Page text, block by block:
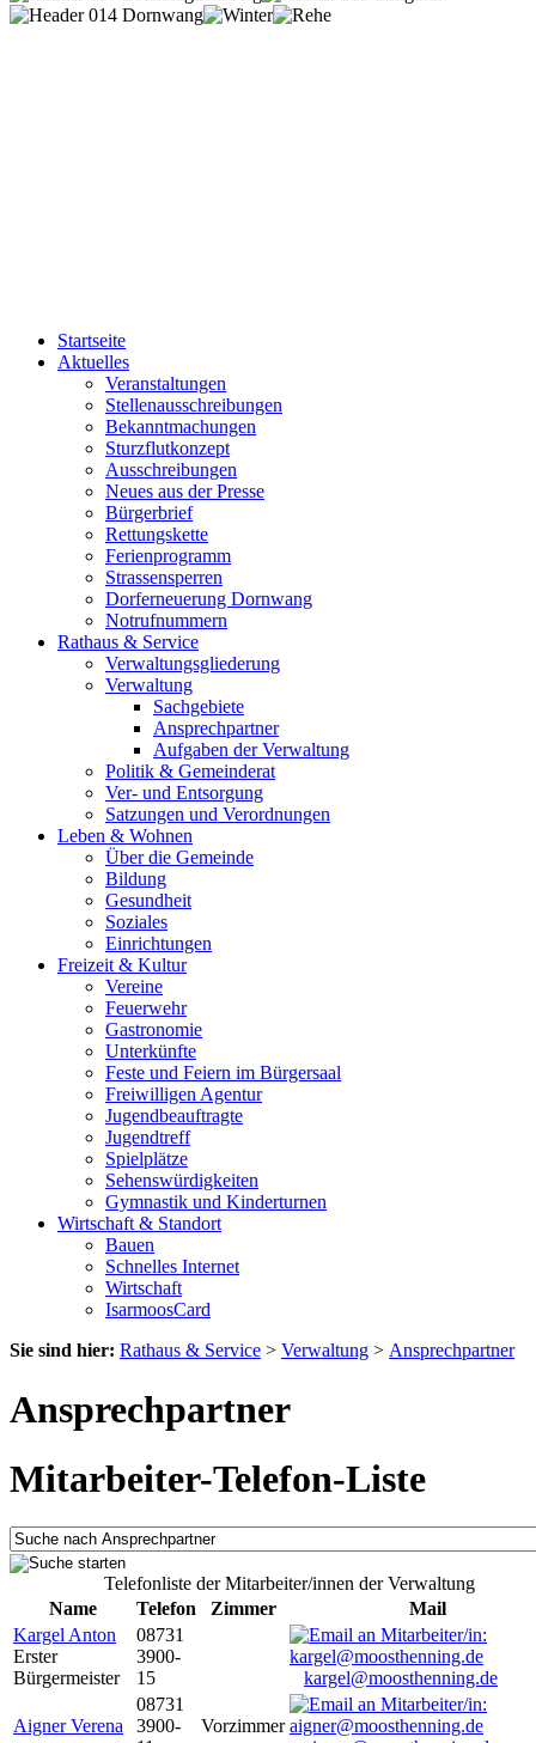
Startseite
Aktuelles
Veranstaltungen
Stellenausschreibungen
Bekanntmachungen
Sturzflutkonzept
Ausschreibungen
Neues aus der Presse
Bürgerbrief
Rettungskette
Ferienprogramm
Strassensperren
Dorferneuerung Dornwang
Notrufnummern
Rathaus & Service
Verwaltungsgliederung
Verwaltung
Sachgebiete
Ansprechpartner
Aufgaben der Verwaltung
Politik & Gemeinderat
Ver- und Entsorgung
Satzungen und Verordnungen
Leben & Wohnen
Über die Gemeinde
Bildung
Gesundheit
Soziales
Einrichtungen
Freizeit & Kultur
Vereine
Feuerwehr
Gastronomie
Unterkünfte
Feste und Feiern im Bürgersaal
Freiwilligen Agentur
Jugendbeauftragte
Jugendtreff
Spielplätze
Sehenswürdigkeiten
Gymnastik und Kinderturnen
Wirtschaft & Standort
Bauen
Schnelles Internet
Wirtschaft
IsarmoosCard
Sie sind hier: Rathaus & Service > Verwaltung > Ansprechpartner
Ansprechpartner
Mitarbeiter-Telefon-Liste
Telefonliste der Mitarbeiter/innen der Verwaltung
Name
Telefon Zimmer
Mail
Kargel Anton
Erster
Bürgermeister
08731
3900-
15
kargel@moosthenning.de
Aigner Verena
08731
3900-
Vorzimmer